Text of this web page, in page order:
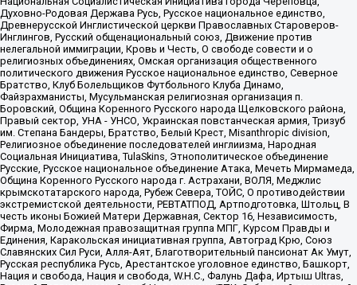
Духовно-Родовая Держава Русь, Русское национальное единство,
Древнерусской Инглистической церкви Православных Староверов-
Инглингов, Русский общенациональный союз, Движение против
нелегальной иммиграции, Кровь и Честь, О свободе совести и о
религиозных объединениях, Омская организация общественного
политического движения Русское национальное единство, Северное
Братство, Клуб Болельщиков Футбольного Клуба Динамо,
Файзрахманисты, Мусульманская религиозная организация п.
Боровский, Община Коренного Русского народа Щелковского района,
Правый сектор, УНА - УНСО, Украинская повстанческая армия, Тризуб
им. Степана Бандеры, Братство, Белый Крест, Misanthropic division,
Религиозное объединение последователей инглиизма, Народная
Социальная Инициатива, TulaSkins, Этнополитическое объединение
Русские, Русское национальное объединение Атака, Мечеть Мирмамеда,
Община Коренного Русского народа г. Астрахани, ВОЛЯ, Меджлис
крымскотатарского народа, Рубеж Севера, ТОЙС, О противодействии
экстремистской деятельности, РЕВТАТПОД, Артподготовка, Штольц, В
честь иконы Божией Матери Державная, Сектор 16, Независимость,
Фирма, Молодежная правозащитная группа МПГ, Курсом Правды и
Единения, Каракольская инициативная группа, Автоград Крю, Союз
Славянских Сил Руси, Алля-Аят, Благотворительный пансионат Ак Умут,
Русская республика Русь, Арестантское уголовное единство, Башкорт,
Нация и свобода, Нация и свобода, W.H.С., Фалунь Дафа, Иртыш Ultras,